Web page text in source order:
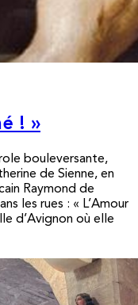
! »
bouleversante,
de Sienne, en
Raymond de
les rues : « L’Amour
d’Avignon où elle